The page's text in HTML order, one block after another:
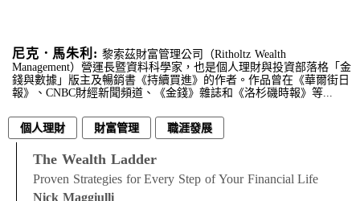
尼克．馬朱利: 黎索茲財富管理公司（Ritholtz Wealth
Management）營運長暨資料科學家，也是個人理財與投資部落格「金
錢與數據」版主及暢銷書《持續買進》的作者。作品曾在《華爾街日
報》、CNBC財經新聞頻道、《金錢》雜誌和《洛杉磯時報》等...
個人理財 財富管理 職涯發展
The Wealth Ladder
Proven Strategies for Every Step of Your Financial Life
Nick Maggiulli